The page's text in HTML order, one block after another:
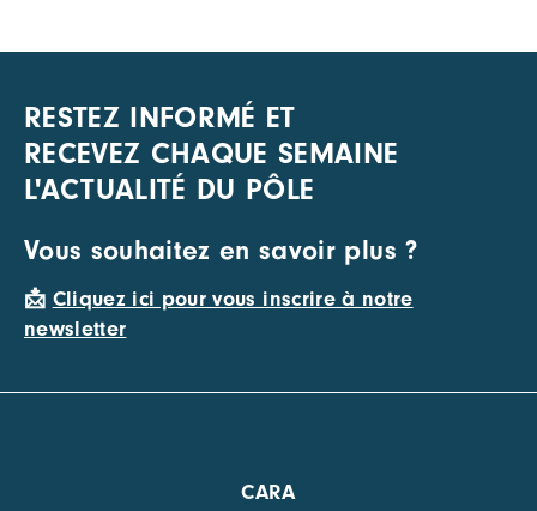
RESTEZ INFORMÉ ET
RECEVEZ CHAQUE SEMAINE
L'ACTUALITÉ DU PÔLE
Vous souhaitez en savoir plus ?
📩 Cliquez ici pour vous inscrire à notre
newsletter
CARA